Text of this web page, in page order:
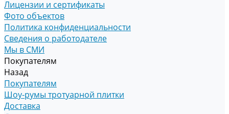
Лицензии и сертификаты
Фото объектов
Политика конфиденциальности
Сведения о работодателе
Мы в СМИ
Покупателям
Назад
Покупателям
Шоу-румы тротуарной плитки
Доставка